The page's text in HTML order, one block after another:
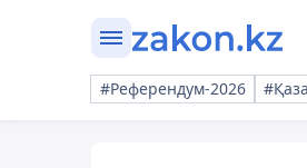
#Референдум-2026